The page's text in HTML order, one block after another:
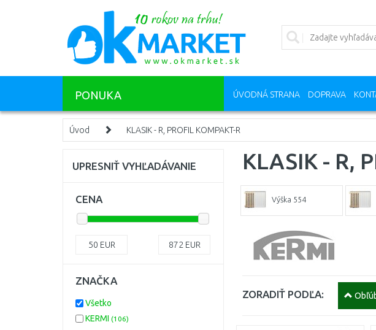
PONUKA ÚVODNÁ STRANA DOPRAVA
Úvod KLASIK - R, PROFIL KOMPAKT-R
KLASIK - R,
Výška 554
ZORADIŤ PODĽA:
UPRESNIŤ VYHĽADÁVANIE
CENA
50 EUR 872 EUR
ZNAČKA
Všetko
KERMI (106)